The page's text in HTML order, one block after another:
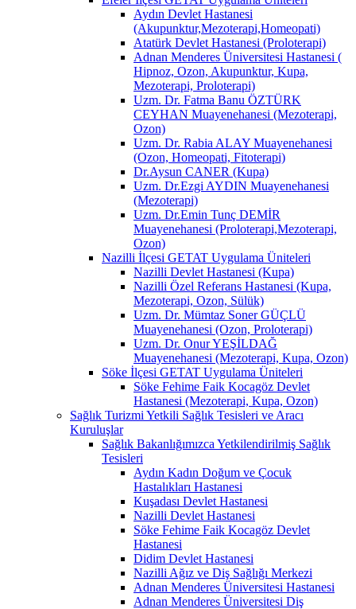
Aydın Devlet Hastanesi
(Akupunktur,Mezoterapi,Homeopati)
Atatürk Devlet Hastanesi (Proloterapi)
Adnan Menderes Üniversitesi Hastanesi (
Hipnoz, Ozon, Akupunktur, Kupa,
Mezoterapi, Proloterapi)
Uzm. Dr. Fatma Banu ÖZTÜRK
CEYHAN Muayenehanesi (Mezoterapi,
Ozon)
Uzm. Dr. Rabia ALAY Muayenehanesi
(Ozon, Homeopati, Fitoterapi)
Dr.Aysun CANER (Kupa)
Uzm. Dr.Ezgi AYDIN Muayenehanesi
(Mezoterapi)
Uzm. Dr.Emin Tunç DEMİR
Muayenehanesi (Proloterapi,Mezoterapi,
Ozon)
Nazilli İlçesi GETAT Uygulama Üniteleri
Nazilli Devlet Hastanesi (Kupa)
Nazilli Özel Referans Hastanesi (Kupa,
Mezoterapi, Ozon, Sülük)
Uzm. Dr. Mümtaz Soner GÜÇLÜ
Muayenehanesi (Ozon, Proloterapi)
Uzm. Dr. Onur YEŞİLDAĞ
Muayenehanesi (Mezoterapi, Kupa, Ozon)
Söke İlçesi GETAT Uygulama Üniteleri
Söke Fehime Faik Kocagöz Devlet
Hastanesi (Mezoterapi, Kupa, Ozon)
Sağlık Turizmi Yetkili Sağlık Tesisleri ve Aracı
Kuruluşlar
Sağlık Bakanlığımızca Yetkilendirilmiş Sağlık
Tesisleri
Aydın Kadın Doğum ve Çocuk
Hastalıkları Hastanesi
Kuşadası Devlet Hastanesi
Nazilli Devlet Hastanesi
Söke Fehime Faik Kocagöz Devlet
Hastanesi
Didim Devlet Hastanesi
Nazilli Ağız ve Diş Sağlığı Merkezi
Adnan Menderes Üniversitesi Hastanesi
Adnan Menderes Üniversitesi Diş